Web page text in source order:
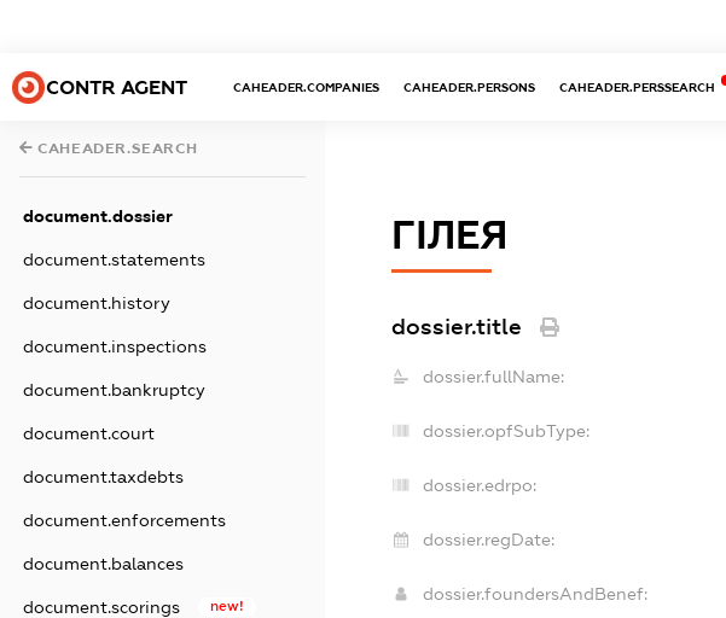
CONTR AGENT CAHEADER.COMPANIES CAHEADER.PERSONS CAHEADER.PERSSEARCH
CAHEADER.SEARCH
document.dossier
document.statements
document.history
document.inspections
document.bankruptcy
document.court
document.taxdebts
document.enforcements
document.balances
document.scorings new!
ГІЛЕЯ
dossier.title
dossier.fullName:
dossier.opfSubType:
dossier.edrpo:
dossier.regDate:
dossier.foundersAndBenef: